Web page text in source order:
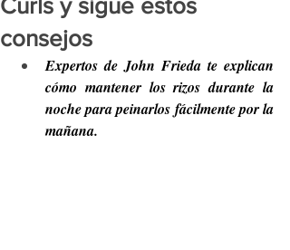
Curls y sigue estos
consejos
Expertos de John Frieda te explican
cómo mantener los rizos durante la
noche para peinarlos fácilmente por la
mañana.